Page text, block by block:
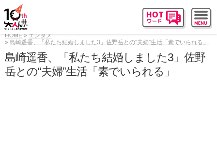
HOME
エンタメ
島崎遥香、「私たち結婚しました3」佐野岳との“夫婦”生活「素でいられる」
島崎遥香、「私たち結婚しました3」佐野
岳との“夫婦”生活「素でいられる」